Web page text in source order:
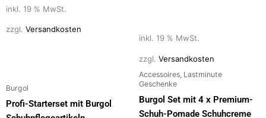
inkl. 19 % MwSt.
zzgl. Versandkosten
Burgol
Profi-Starterset mit Burgol
inkl. 19 % MwSt.
zzgl. Versandkosten
Accessoires, Lastminute
Geschenke
Burgol Set mit 4 x Premium-
Schuh-Pomade Schuhcreme